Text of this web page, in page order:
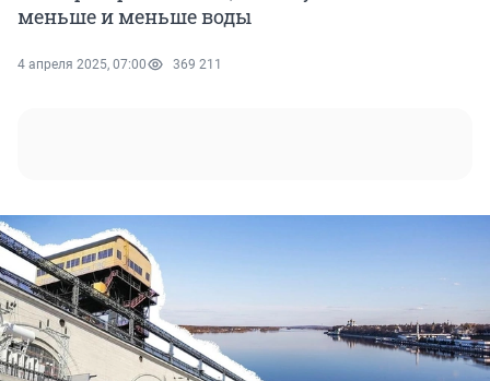
меньше и меньше воды
4 апреля 2025, 07:00 369 211